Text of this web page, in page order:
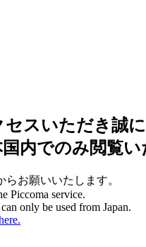
スいただき誠
内でのみ閲覧い
らお願いいたします。
Piccoma service.
only be used from Japan.